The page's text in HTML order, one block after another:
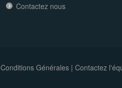
Contactez nous
Conditions Générales| Contactez